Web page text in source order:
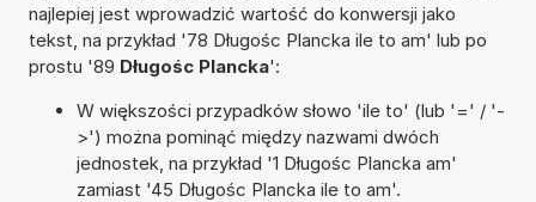
najlepiej jest wprowadzić wartość do konwersji jako
tekst, na przykład '78 Długośc Plancka ile to am' lub po
prostu '89 Długośc Plancka':
W większości przypadków słowo 'ile to' (lub '=' / '-
>') można pominąć między nazwami dwóch
jednostek, na przykład '1 Długośc Plancka am'
zamiast '45 Długośc Plancka ile to am'.